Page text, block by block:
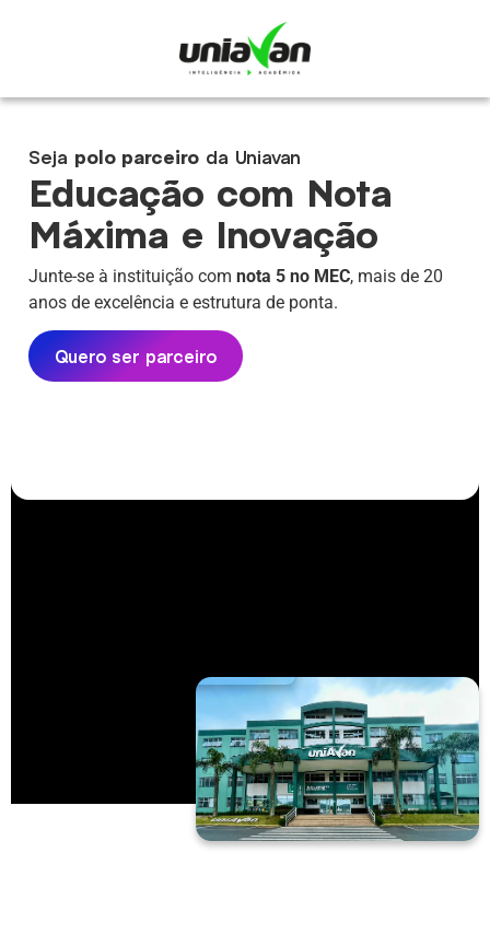
Seja polo parceiro da Uniavan
Educação com Nota
Máxima e Inovação
Junte-se à instituição com nota 5 no MEC, mais de 20
anos de excelência e estrutura de ponta.
Quero ser parceiro